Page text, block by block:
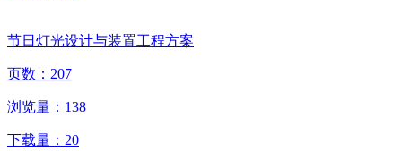
节日灯光设计与装置工程方案
页数： 207
浏览量： 138
下载量： 20